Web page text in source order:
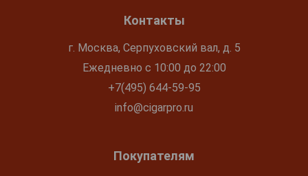
Контакты
г. Москва, Серпуховский вал, д. 5
Ежедневно с 10:00 до 22:00
+7(495) 644-59-95
info@cigarpro.ru
Покупателям